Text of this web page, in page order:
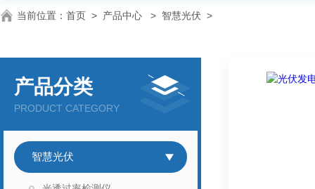
当前位置： 首页 > 产品中心 > 智慧光伏 >
产品分类
PRODUCT CATEGORY
智慧光伏